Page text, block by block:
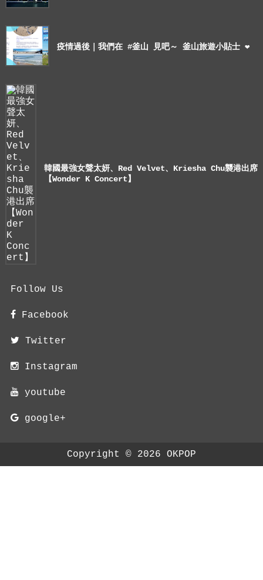
疫情過後｜我們在 #釜山 見吧～ 釜山旅遊小貼士 ❤
韓國最強女聲太妍、Red Velvet、Kriesha Chu襲港出席
【Wonder K Concert】
Follow Us
Facebook
Twitter
Instagram
youtube
google+
Copyright © 2026 OKPOP